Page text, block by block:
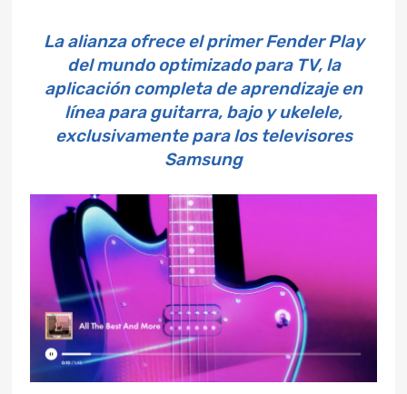
La alianza ofrece el primer Fender Play
del mundo optimizado para TV, la
aplicación completa de aprendizaje en
línea para guitarra, bajo y ukelele,
exclusivamente para los televisores
Samsung